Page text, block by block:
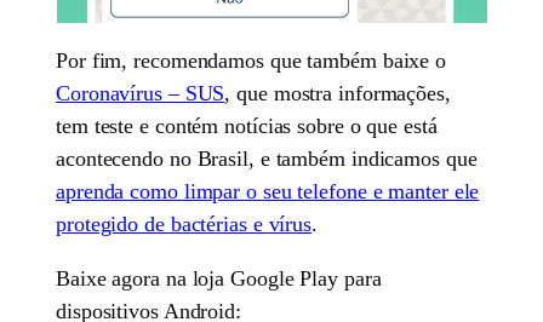
Por fim, recomendamos que também baixe o
Coronavírus – SUS, que mostra informações,
tem teste e contém notícias sobre o que está
acontecendo no Brasil, e também indicamos que
aprenda como limpar o seu telefone e manter ele
protegido de bactérias e vírus.
Baixe agora na loja Google Play para
dispositivos Android: